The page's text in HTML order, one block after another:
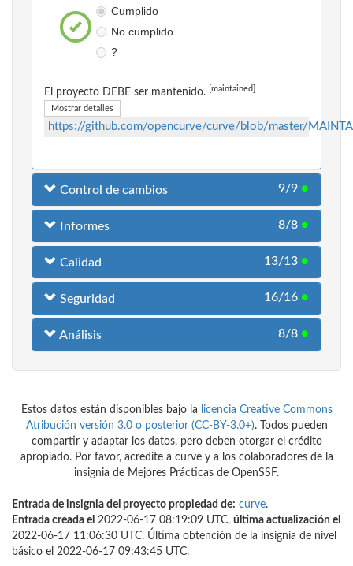
Cumplido
No cumplido
?
El proyecto DEBE ser mantenido. [maintained]
Mostrar detalles
https://github.com/opencurve/curve/blob/master/
Control de cambios 9/9 ●
Informes 8/8 ●
Calidad 13/13 ●
Seguridad 16/16 ●
Análisis 8/8 ●
Estos datos están disponibles bajo la
licencia Creative Commons
Atribución versión 3.0 o posterior (CC-BY-3.0+). Todos pueden
compartir y adaptar los datos, pero deben otorgar el crédito
apropiado. Por favor, acredite a curve y a los colaboradores de la
insignia de Mejores Prácticas de OpenSSF.
Entrada de insignia del proyecto propiedad de: curve.
Entrada creada el 2022-06-17 08:19:09 UTC, última actualización el
2022-06-17 11:06:30 UTC. Última obtención de la insignia de nivel
básico el 2022-06-17 09:43:45 UTC.